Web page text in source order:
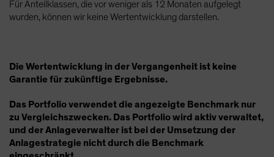
Für Anteilklassen, die vor weniger als 12 Monaten aufgelegt
wurden, können wir keine Wertentwicklung darstellen.
Die Wertentwicklung in der Vergangenheit ist keine
Garantie für zukünftige Ergebnisse.
Das Portfolio verwendet die angezeigte Benchmark nur
zu Vergleichszwecken. Das Portfolio wird aktiv verwaltet,
und der Anlageverwalter ist bei der Umsetzung der
Anlagestrategie nicht durch die Benchmark